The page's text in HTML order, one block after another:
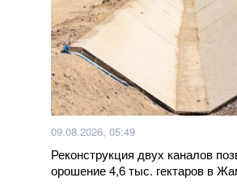
09.08.2026, 05:49
Реконструкция двух каналов
орошение 4,6 тыс. гектаров в